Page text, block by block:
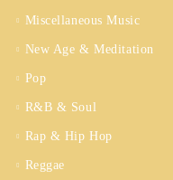
Miscellaneous Music
New Age & Meditation
Pop
R&B & Soul
Rap & Hip Hop
Reggae